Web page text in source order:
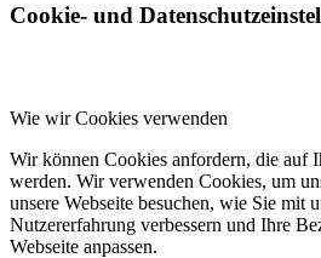
Cookie- und
Wie wir Cookies verwenden
Wir können Cookies anfordern, die auf
werden. Wir verwenden Cookies, um
unsere Webseite besuchen, wie Sie mit
Nutzererfahrung verbessern und Ihre
Webseite anpassen.